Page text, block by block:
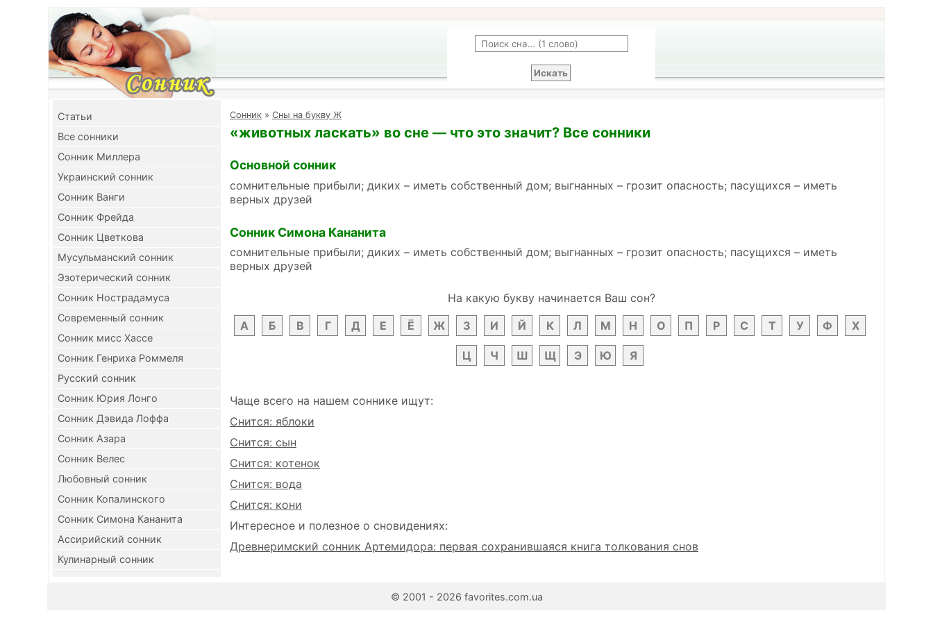
Cтатьи
Все сонники
Сонник Миллера
Украинский сонник
Сонник Ванги
Сонник Фрейда
Сонник Цветкова
Мусульманский сонник
Эзотерический сонник
Сонник Нострадамуса
Современный сонник
Сонник мисс Хассе
Сонник Генриха Роммеля
Русский сонник
Сонник Юрия Лонго
Сонник Дэвида Лоффа
Сонник Азара
Сонник Велес
Любовный сонник
Сонник Копалинского
Сонник Симона Кананита
Ассирийский сонник
Кулинарный сонник
Cонник » Сны на букву Ж
«животных ласкать» во сне — что это значит? Все сонники
Основной сонник
сомнительные прибыли; диких – иметь собственный дом; выгнанных – грозит опасность; пасущихся – иметь
верных друзей
Сонник Симона Кананита
сомнительные прибыли; диких – иметь собственный дом; выгнанных – грозит опасность; пасущихся – иметь
верных друзей
На какую букву начинается Ваш сон?
А
Б В Г Д Е Ё Ж З И Й К Л М Н О П Р С Т У Ф Х
Ц Ч Ш Щ Э Ю Я
Чаще всего на нашем соннике ищут:
Снится: яблоки
Снится: сын
Снится: котенок
Снится: вода
Снится: кони
Интересное и полезное о сновидениях:
Древнеримский сонник Артемидора: первая сохранившаяся книга толкования снов
© 2001 - 2026 favorites.com.ua